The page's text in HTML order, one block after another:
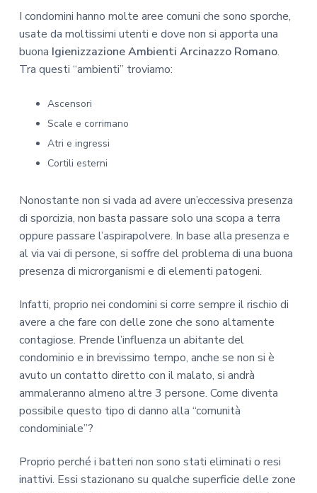
I condomini hanno molte aree comuni che sono sporche,
usate da moltissimi utenti e dove non si apporta una
buona Igienizzazione Ambienti Arcinazzo Romano.
Tra questi “ambienti” troviamo:
Ascensori
Scale e corrimano
Atri e ingressi
Cortili esterni
Nonostante non si vada ad avere un’eccessiva presenza
di sporcizia, non basta passare solo una scopa a terra
oppure passare l’aspirapolvere. In base alla presenza e
al via vai di persone, si soffre del problema di una buona
presenza di microrganismi e di elementi patogeni.
Infatti, proprio nei condomini si corre sempre il rischio di
avere a che fare con delle zone che sono altamente
contagiose. Prende l’influenza un abitante del
condominio e in brevissimo tempo, anche se non si è
avuto un contatto diretto con il malato, si andrà
ammaleranno almeno altre 3 persone. Come diventa
possibile questo tipo di danno alla “comunità
condominiale”?
Proprio perché i batteri non sono stati eliminati o resi
inattivi. Essi stazionano su qualche superficie delle zone